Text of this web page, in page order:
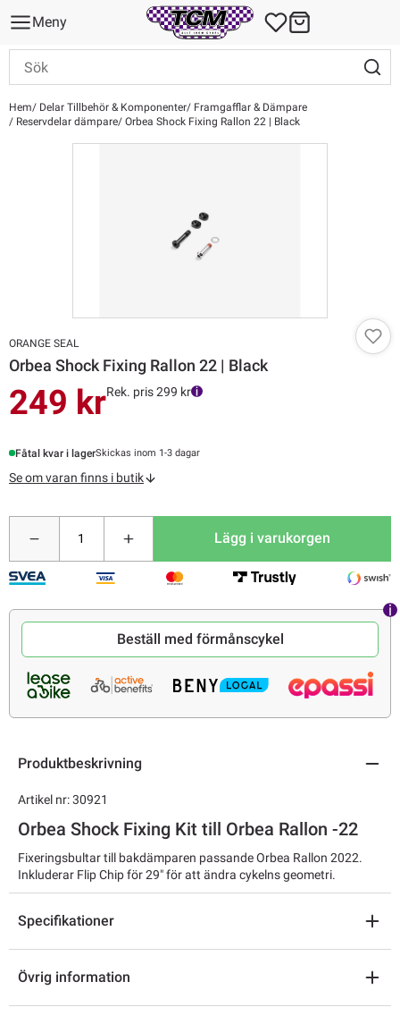
Meny
Hem Delar Tillbehör & Komponenter
Framgafflar & Dämpare
Reservdelar dämpare Orbea Shock Fixing Rallon 22 | Black
ORANGE SEAL
Orbea Shock Fixing Rallon 22 | Black
249 krRek. pris 299 kr
Fåtal kvar i lagerSkickas inom 1-3 dagar
Se om varan finns i butik
Lägg i varukorgen
Beställ med förmånscykel
Produktbeskrivning
Artikel nr: 30921
Orbea Shock Fixing Kit till Orbea Rallon -22
Fixeringsbultar till bakdämparen passande Orbea Rallon 2022.
Inkluderar Flip Chip för 29" för att ändra cykelns geometri.
Specifikationer
Övrig information